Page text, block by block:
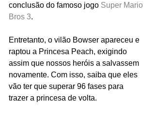
conclusão do famoso jogo Super Mario
Bros 3.
Entretanto, o vilão Bowser apareceu e
raptou a Princesa Peach, exigindo
assim que nossos heróis a salvassem
novamente. Com isso, saiba que eles
vão ter que superar 96 fases para
trazer a princesa de volta.